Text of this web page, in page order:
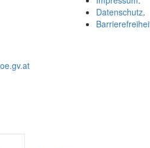
Datenschutz.